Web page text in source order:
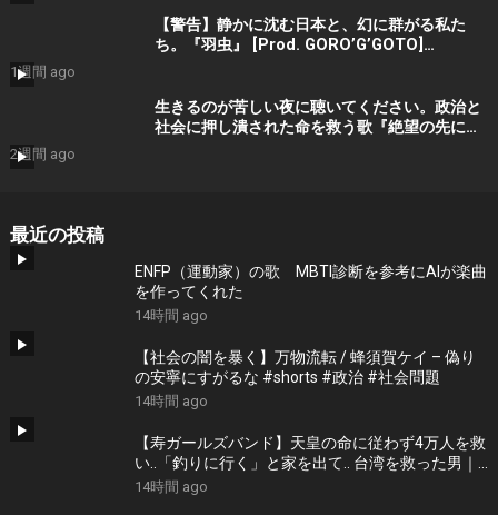
【警告】静かに沈む日本と、幻に群がる私た
ち。『羽虫』 [Prod. GORO’G’GOTO]
1週間 ago
生きるのが苦しい夜に聴いてください。政治と
社会に押し潰された命を救う歌『絶望の先に』
2週間 ago
最近の投稿
ENFP（運動家）の歌 MBTI診断を参考にAIが楽曲
を作ってくれた
14時間 ago
【社会の闇を暴く】万物流転 / 蜂須賀ケイ – 偽り
の安寧にすがるな #shorts #政治 #社会問題
14時間 ago
【寿ガールズバンド】天皇の命に従わず4万人を救
い..「釣りに行く」と家を出て.. 台湾を救った男｜
根本博『名もなき勝利』 by 寿STUDIO
14時間 ago